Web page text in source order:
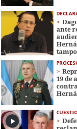
ante
19 de